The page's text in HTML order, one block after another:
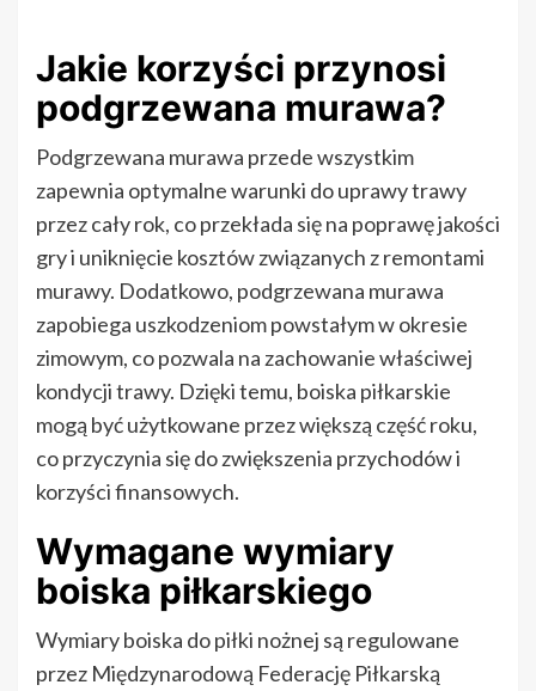
Jakie korzyści przynosi
podgrzewana murawa?
Podgrzewana murawa przede wszystkim
zapewnia optymalne warunki do uprawy trawy
przez cały rok, co przekłada się na poprawę jakości
gry i uniknięcie kosztów związanych z remontami
murawy. Dodatkowo, podgrzewana murawa
zapobiega uszkodzeniom powstałym w okresie
zimowym, co pozwala na zachowanie właściwej
kondycji trawy. Dzięki temu, boiska piłkarskie
mogą być użytkowane przez większą część roku,
co przyczynia się do zwiększenia przychodów i
korzyści finansowych.
Wymagane wymiary
boiska piłkarskiego
Wymiary boiska do piłki nożnej są regulowane
przez Międzynarodową Federację Piłkarską